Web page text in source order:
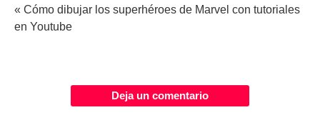
« Cómo dibujar los superhéroes de Marvel con tutoriales
en Youtube
Deja un comentario